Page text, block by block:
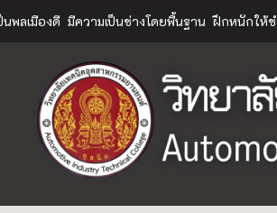
นพลเมืองดี มีความเป็นช่างโดยพื้นฐาน ฝึกหนักให้